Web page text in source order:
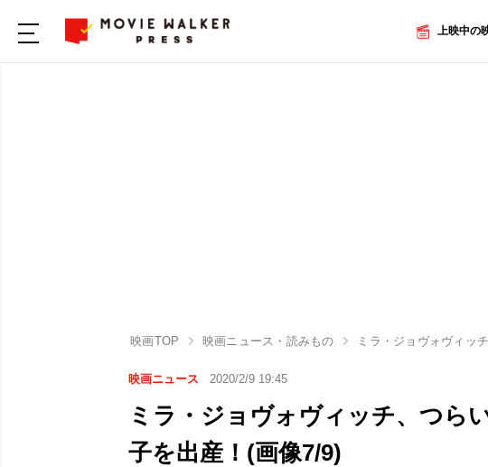
上映中の
映画TOP 映画ニュース・読みもの ミラ・ジョヴォヴィッ
映画ニュース 2020/2/9 19:45
ミラ・ジョヴォヴィッチ、つら
子を出産！(画像7/9)